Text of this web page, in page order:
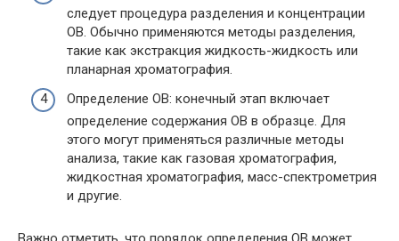
следует процедура разделения и концентрации
ОВ. Обычно применяются методы разделения,
такие как экстракция жидкость-жидкость или
планарная хроматография.
Определение ОВ: конечный этап включает
определение содержания ОВ в образце. Для
этого могут применяться различные методы
анализа, такие как газовая хроматография,
жидкостная хроматография, масс-спектрометрия
и другие.